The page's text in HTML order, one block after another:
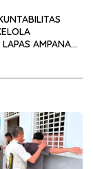
Bakat
AMPANA
2025